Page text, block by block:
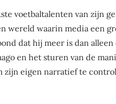
voetbaltalenten van zijn
wereld waarin media een
dat hij meer is dan
en het sturen van de
eigen narratief te